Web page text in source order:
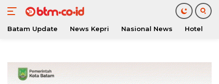
konten
Batam Update News Kepri Nasional News Hotel